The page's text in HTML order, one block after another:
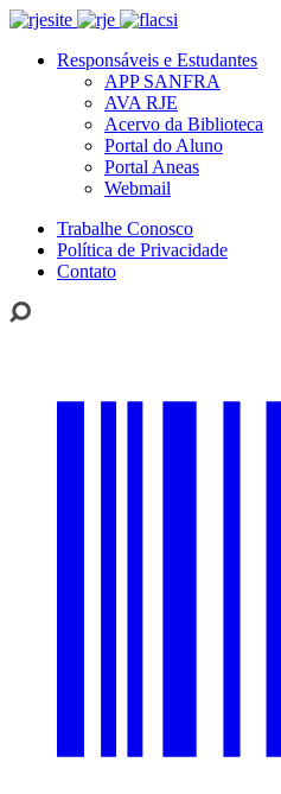
Responsáveis e Estudantes
APP SANFRA
AVA RJE
Acervo da Biblioteca
Portal do Aluno
Portal Aneas
Webmail
Trabalhe Conosco
Política de Privacidade
Contato